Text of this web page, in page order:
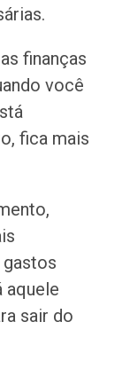
finanças
você
fica mais
aquele
sair do